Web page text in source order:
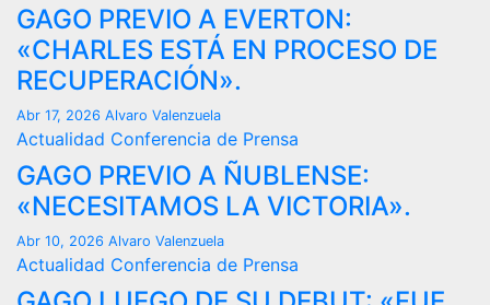
GAGO PREVIO A EVERTON:
«CHARLES ESTÁ EN PROCESO DE
RECUPERACIÓN».
Abr 17, 2026 Alvaro Valenzuela
Actualidad Conferencia de Prensa
GAGO PREVIO A ÑUBLENSE:
«NECESITAMOS LA VICTORIA».
Abr 10, 2026 Alvaro Valenzuela
Actualidad Conferencia de Prensa